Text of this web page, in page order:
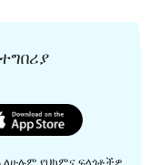
ለሁሉም የህክምና ፍላጎቶችዎ